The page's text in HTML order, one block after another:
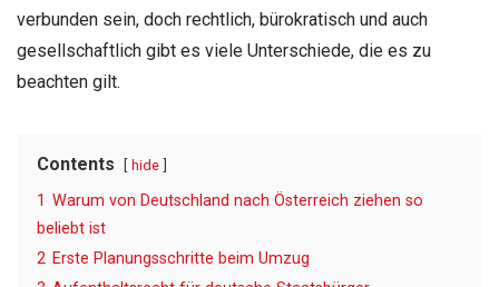
verbunden sein, doch rechtlich, bürokratisch und auch
gesellschaftlich gibt es viele Unterschiede, die es zu
beachten gilt.
Contents hide
1 Warum von Deutschland nach Österreich ziehen so
beliebt ist
2 Erste Planungsschritte beim Umzug